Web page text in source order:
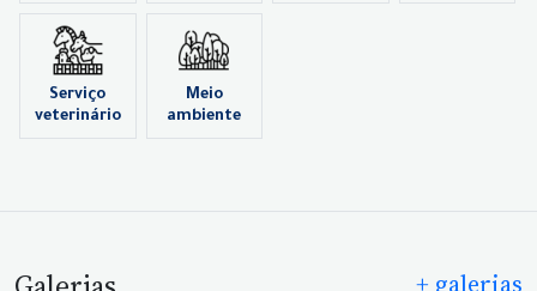
Serviço
veterinário
Meio
ambiente
+ galerias